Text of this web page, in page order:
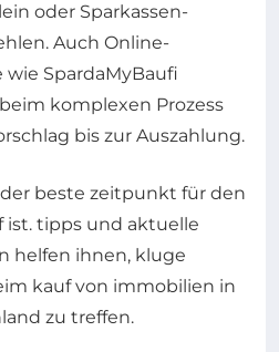
oder Sparkassen-
Auch Online-
SpardaMyBaufi
komplexen Prozess
bis zur Auszahlung.